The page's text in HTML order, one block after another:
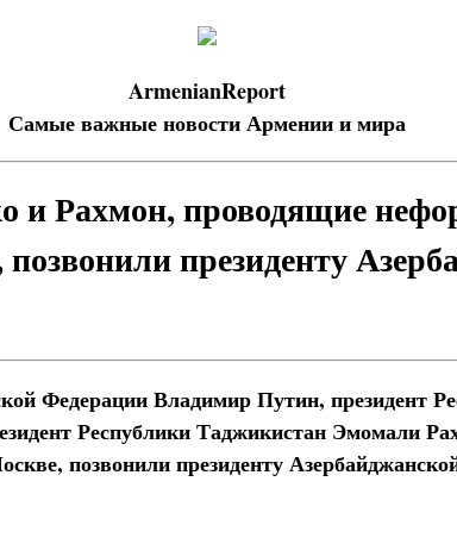
ArmenianReport
Самые важные новости Армении и мира
и Рахмон, проводящие
президенту
Федерации Владимир Путин, президент
Республики Таджикистан Эмомали
позвонили президенту